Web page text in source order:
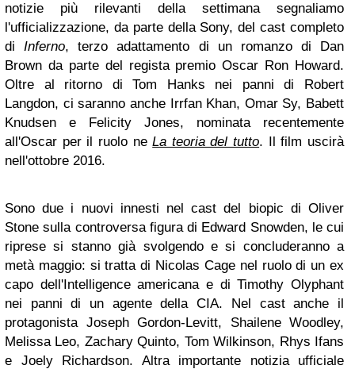
notizie più rilevanti della settimana segnaliamo
l'ufficializzazione, da parte della Sony, del cast completo
diInferno, terzo adattamento di un romanzo di Dan
Brown da parte del regista premio Oscar Ron Howard.
Oltre al ritorno di Tom Hanks nei panni di Robert
Langdon, ci saranno anche Irrfan Khan, Omar Sy, Babett
Knudsen e Felicity Jones, nominata recentemente
all'Oscar per il ruolo neLa teoria del tutto. Il film uscirà
nell'ottobre 2016.
Sono due i nuovi innesti nel cast del biopic di Oliver
Stone sulla controversa figura di Edward Snowden, le cui
riprese si stanno già svolgendo e si concluderanno a
metà maggio: si tratta di Nicolas Cage nel ruolo di un ex
capo dell'Intelligence americana e di Timothy Olyphant
nei panni di un agente della CIA. Nel cast anche il
protagonista Joseph Gordon-Levitt, Shailene Woodley,
Melissa Leo, Zachary Quinto, Tom Wilkinson, Rhys Ifans
e Joely Richardson. Altra importante notizia ufficiale